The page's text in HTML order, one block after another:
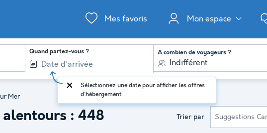
Mes favoris Mon espace
Quand partez-vous ?
Sélectionnez une date pour afficher les offres
d'hébergement
À combien de voyageurs ?
Indifférent
Mer
: 448
Trier par Suggestions